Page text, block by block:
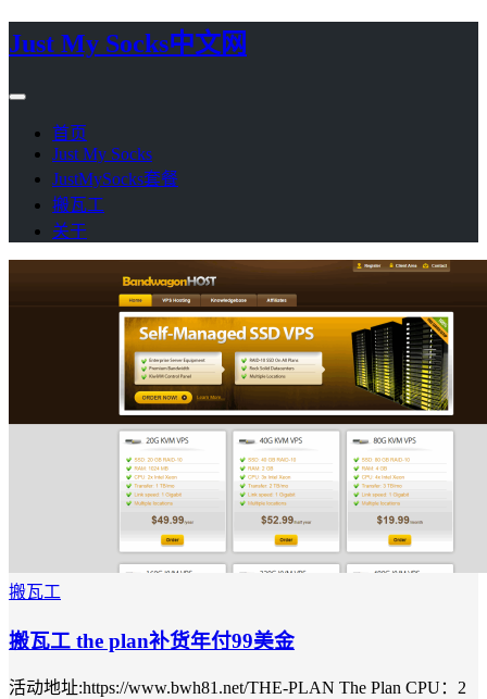
Just My Socks中文网
首页
Just My Socks
JustMySocks套餐
搬瓦工
关于
搬瓦工
搬瓦工 the plan补货年付99美金
活动地址:https://www.bwh81.net/THE-PLAN The Plan CPU：2